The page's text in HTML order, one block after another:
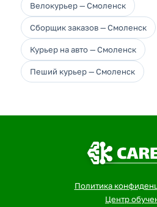
Велокурьер — Смоленск
Сборщик заказов — Смоленск
Курьер на авто — Смоленск
Пеший курьер — Смоленск
Политика
Центр